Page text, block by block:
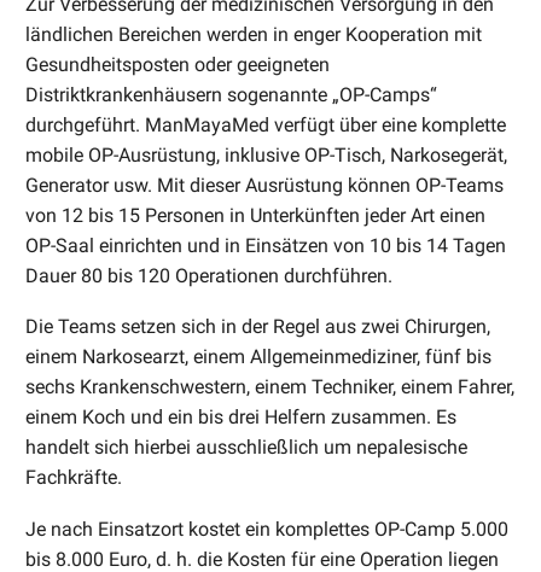
ländlichen Bereichen werden in enger Kooperation mit
Gesundheitsposten oder geeigneten
Distriktkrankenhäusern sogenannte „OP-Camps“
durchgeführt. ManMayaMed verfügt über eine komplette
mobile OP-Ausrüstung, inklusive OP-Tisch, Narkosegerät,
Generator usw. Mit dieser Ausrüstung können OP-Teams
von 12 bis 15 Personen in Unterkünften jeder Art einen
OP-Saal einrichten und in Einsätzen von 10 bis 14 Tagen
Dauer 80 bis 120 Operationen durchführen.
Die Teams setzen sich in der Regel aus zwei Chirurgen,
einem Narkosearzt, einem Allgemeinmediziner, fünf bis
sechs Krankenschwestern, einem Techniker, einem Fahrer,
einem Koch und ein bis drei Helfern zusammen. Es
handelt sich hierbei ausschließlich um nepalesische
Fachkräfte.
Je nach Einsatzort kostet ein komplettes OP-Camp 5.000
bis 8.000 Euro, d. h. die Kosten für eine Operation liegen